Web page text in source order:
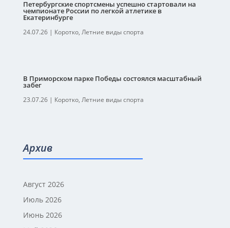
Петербургские спортсмены успешно стартовали на
чемпионате России по легкой атлетике в
Екатеринбурге
24.07.26| Коротко, Летние виды спорта
В Приморском парке Победы состоялся масштабный
забег
23.07.26| Коротко, Летние виды спорта
Архив
Август 2026
Июль 2026
Июнь 2026